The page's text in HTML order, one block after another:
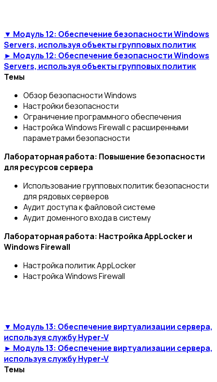
▼ Модуль 12: Обеспечение безопасности Windows
Servers, используя объекты групповых политик
► Модуль 12: Обеспечение безопасности Windows
Servers, используя объекты групповых политик
Темы
Обзор безопасности Windows
Настройки безопасности
Ограничение программного обеспечения
Настройка Windows Firewall с расширенными
параметрами безопасности
Лабораторная работа: Повышение безопасности
для ресурсов сервера
Использование групповых политик безопасности
для рядовых серверов
Аудит доступа к файловой системе
Аудит доменного входа в систему
Лабораторная работа: Настройка AppLocker и
Windows Firewall
Настройка политик AppLocker
Настройка Windows Firewall
▼ Модуль 13: Обеспечение виртуализации сервера,
используя службу Hyper-V
► Модуль 13: Обеспечение виртуализации сервера,
используя службу Hyper-V
Темы